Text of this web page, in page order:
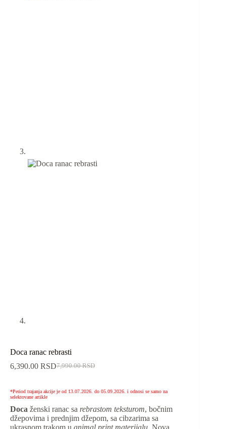
Doca ranac rebrasti
7,990.00RSD
6,390.00 RSD
*Period trajanja akcije je od 13.07.2026. do 05.09.2026. i odnosi se samo na
selektovane artikle
Doca ženski ranac sa rebrastom teksturom, bočnim
džepovima i prednjim džepom, sa cibzarima sa
ukrasnom trakom u animal print materijalu . Nova